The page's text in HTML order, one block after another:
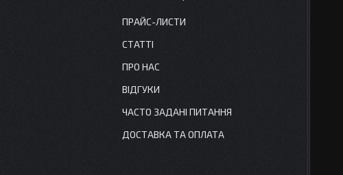
ПРАЙС-ЛИСТИ
СТАТТІ
ПРО НАС
ВІДГУКИ
ЧАСТО ЗАДАНІ ПИТАННЯ
ДОСТАВКА ТА ОПЛАТА